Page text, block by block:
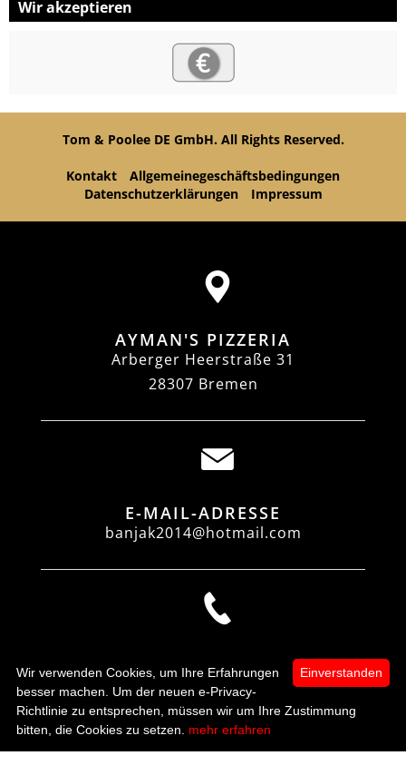
Wir akzeptieren
Einverstanden
Wir verwenden Cookies, um Ihre Erfahrungen
besser machen. Um der neuen e-Privacy-
Richtlinie zu entsprechen, müssen wir um Ihre Zustimmung
bitten, die Cookies zu setzen. mehr erfahren
Tom & Poolee DE GmbH. All Rights Reserved.
Kontakt
Allgemeinegeschäftsbedingungen
Datenschutzerklärungen
Impressum
AYMAN'S PIZZERIA
Arberger Heerstraße 31
28307 Bremen
E-MAIL-ADRESSE
banjak2014@hotmail.com
0421 4853458
Startseite Kategorien Mein Konto